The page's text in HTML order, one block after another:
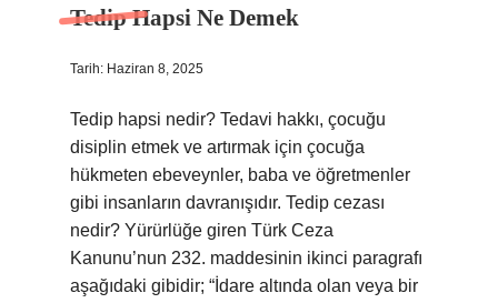
Tedip Hapsi Ne Demek
Tarih: Haziran 8, 2025
Tedip hapsi nedir? Tedavi hakkı, çocuğu
disiplin etmek ve artırmak için çocuğa
hükmeten ebeveynler, baba ve öğretmenler
gibi insanların davranışıdır. Tedip cezası
nedir? Yürürlüğe giren Türk Ceza
Kanunu’nun 232. maddesinin ikinci paragrafı
aşağıdaki gibidir; “İdare altında olan veya bir